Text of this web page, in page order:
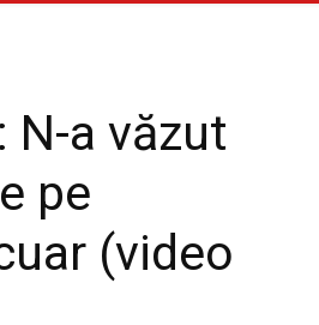
N-a văzut
pe
(video